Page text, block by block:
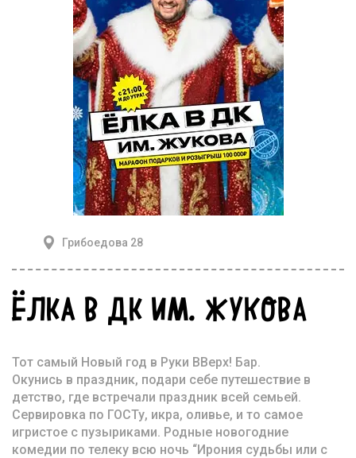
Грибоедова 28
ЁЛКА В ДК ИМ. ЖУКОВА
Тот самый Новый год в Руки ВВерх! Бар.
Окунись в праздник, подари себе путешествие в
детство, где встречали праздник всей семьей.
Сервировка по ГОСТу, икра, оливье, и то самое
игристое с пузыриками. Родные новогодние
комедии по телеку всю ночь “Ирония судьбы или с